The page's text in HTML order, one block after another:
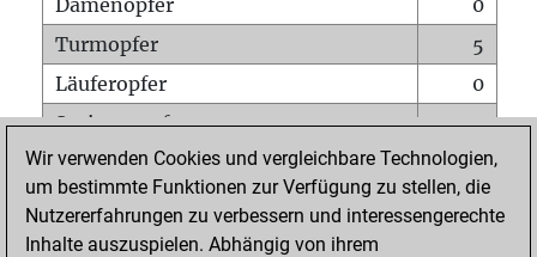
Damenopfer
0
Turmopfer
5
Läuferopfer
0
Springeropfer
2
Bauernopfer
5
Matt auf vollem Brett
0
Bauer setzt Matt
Wir verwenden Cookies und vergleichbare Technologien,
um bestimmte Funktionen zur Verfügung zu stellen, die
Nutzererfahrungen zu verbessern und interessengerechte
Inhalte auszuspielen. Abhängig von ihrem